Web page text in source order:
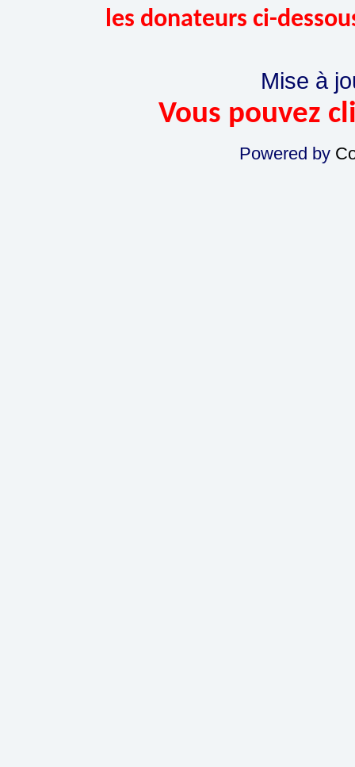
les donateurs ci-
Mise à
Vous pouvez
Powered by